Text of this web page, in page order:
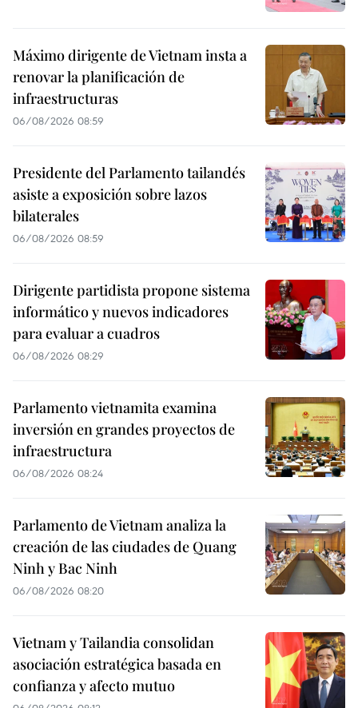
Máximo dirigente de Vietnam insta a
renovar la planificación de
infraestructuras
06/08/2026 08:59
Presidente del Parlamento tailandés
asiste a exposición sobre lazos
bilaterales
06/08/2026 08:59
Dirigente partidista propone sistema
informático y nuevos indicadores
para evaluar a cuadros
06/08/2026 08:29
Parlamento vietnamita examina
inversión en grandes proyectos de
infraestructura
06/08/2026 08:24
Parlamento de Vietnam analiza la
creación de las ciudades de Quang
Ninh y Bac Ninh
06/08/2026 08:20
Vietnam y Tailandia consolidan
asociación estratégica basada en
confianza y afecto mutuo